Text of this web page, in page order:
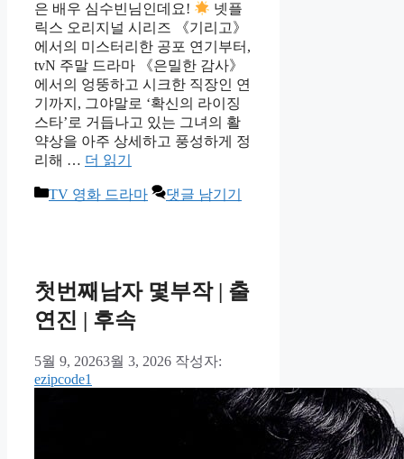
은 배우 심수빈님인데요!
넷플
릭스 오리지널 시리즈 《기리고》
에서의 미스터리한 공포 연기부터,
tvN 주말 드라마 《은밀한 감사》
에서의 엉뚱하고 시크한 직장인 연
기까지, 그야말로 ‘확신의 라이징
스타’로 거듭나고 있는 그녀의 활
약상을 아주 상세하고 풍성하게 정
리해 … 더 읽기
카
TV 영화 드라마 댓글 남기기
첫번째남자 몇부작 | 출
연진 | 후속
5월 9, 20263월 3, 2026 작성자:
ezipcode1